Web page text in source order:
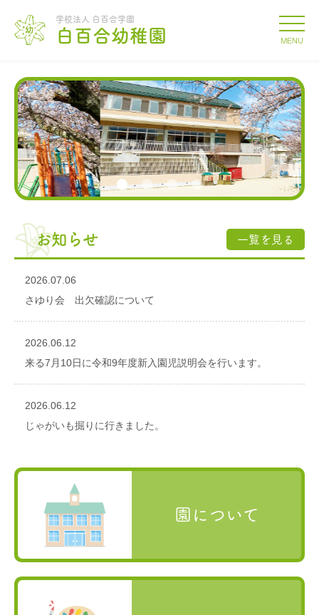
学校法人 白百合学園
白百合幼稚園 MENU
お知らせ 一覧を見る
2026.07.06
さゆり会 出欠確認について
2026.06.12
来る7月10日に令和9年度新入園児説明会を行います。
2026.06.12
じゃがいも掘りに行きました。
園について